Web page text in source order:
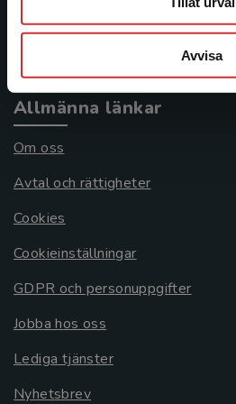
Avvisa
Köpvillkor
Allmänna länkar
Om oss
Avtal och rättigheter
Cookies
Cookieinställningar
GDPR och personuppgifter
Jobba hos oss
Lediga tjänster
Nyhetsbrev